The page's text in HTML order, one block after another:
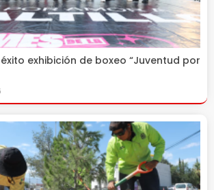
exhibición de boxeo “Juventud por